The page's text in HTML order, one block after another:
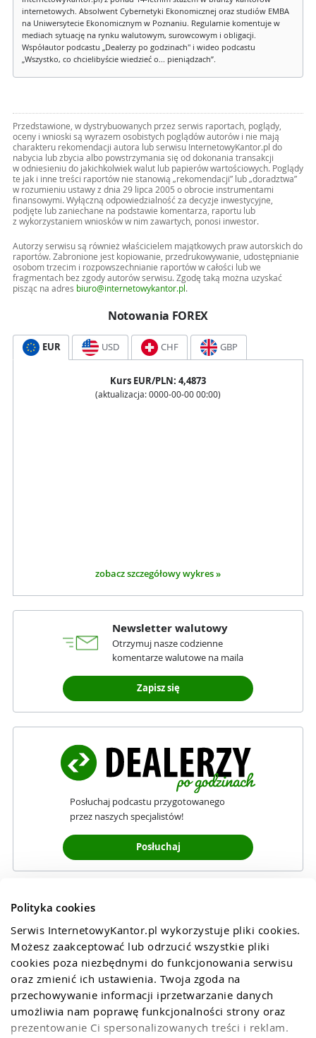
Polityka cookies
Serwis InternetowyKantor.pl wykorzystuje pliki cookies.
Możesz zaakceptować lub odrzucić wszystkie pliki
cookies poza niezbędnymi do funkcjonowania serwisu
oraz zmienić ich ustawienia. Twoja zgoda na
przechowywanie informacji iprzetwarzanie danych
umożliwia nam poprawę funkcjonalności strony oraz
prezentowanie Ci spersonalizowanych treści i reklam.
internetowych. Absolwent Cybernetyki Ekonomicznej oraz studiów EMBA
na Uniwersytecie Ekonomicznym w Poznaniu. Regularnie komentuje w
mediach sytuację na rynku walutowym, surowcowym i obligacji.
Współautor podcastu „Dealerzy po godzinach" i wideo podcastu
„Wszystko, co chcielibyście wiedzieć o... pieniądzach”.
Przedstawione, w dystrybuowanych przez serwis raportach, poglądy,
oceny i wnioski są wyrazem osobistych poglądów autorów i nie mają
charakteru rekomendacji autora lub serwisu InternetowyKantor.pl do
nabycia lub zbycia albo powstrzymania się od dokonania transakcji
w odniesieniu do jakichkolwiek walut lub papierów wartościowych. Poglądy
te jak i inne treści raportów nie stanowią „rekomendacji” lub „doradztwa”
w rozumieniu ustawy z dnia 29 lipca 2005 o obrocie instrumentami
finansowymi. Wyłączną odpowiedzialność za decyzje inwestycyjne,
podjęte lub zaniechane na podstawie komentarza, raportu lub
z wykorzystaniem wniosków w nim zawartych, ponosi inwestor.
Autorzy serwisu są również właścicielem majątkowych praw autorskich do
raportów. Zabronione jest kopiowanie, przedrukowywanie, udostępnianie
osobom trzecim i rozpowszechnianie raportów w całości lub we
fragmentach bez zgody autorów serwisu. Zgodę taką można uzyskać
pisząc na adres biuro@internetowykantor.pl .
Notowania FOREX
EUR USD CHF GBP
Kurs EUR/PLN: 4,4873
(aktualizacja: 0000-00-00 00:00)
zobacz szczegółowy wykres »
Newsletter walutowy
Otrzymuj nasze codzienne
komentarze walutowe na maila
Zapisz się
Posłuchaj podcastu przygotowanego
przez naszych specjalistów!
Posłuchaj